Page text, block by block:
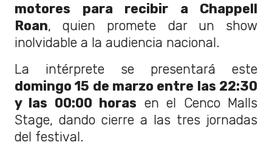
motores para recibir a Chappell
Roan, quien promete dar un show
inolvidable a la audiencia nacional.
La intérprete se presentará este
domingo 15 de marzo entre las 22:30
y las 00:00 horas en el Cenco Malls
Stage, dando cierre a las tres jornadas
del festival.